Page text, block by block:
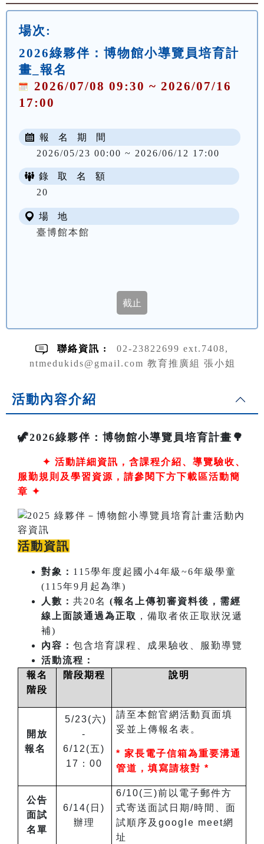
場次:
2026綠夥伴：博物館小導覽員培育計
畫_報名
2026/07/08 09:30 ~ 2026/07/16
17:00
報 名 期 間
2026/05/23 00:00 ~ 2026/06/12 17:00
錄 取 名 額
20
場 地
臺博館本館
聯絡資訊 :
02-23822699 ext.7408,
ntmedukids@gmail.com 教育推廣組 張小姐
活動內容介紹
🦖2026綠夥伴：博物館小導覽員培育計畫🌳
✦ 活動詳細資訊，含課程介紹、導覽驗收、
服勤規則及學習資源，請參閱下方下載區活動簡
章 ✦
活動資訊
對象： 115學年度起國小4年級~6年級學童
(115年9月起為準)
人數： 共20名 (報名上傳初審資料後，需經
線上面談通過為正取 ，備取者依正取狀況遞
補)
內容： 包含培育課程、成果驗收、服勤導覽
活動流程：
報名
階段
階段期程 說明
開放
報名
5/23(六)
-
6/12(五)
17：00
請至本館官網活動頁面填
妥並上傳報名表。
* 家長電子信箱為重要溝通
管道，填寫請核對 *
公告
面試
名單
6/14(日)
辦理
6/10(三)前以電子郵件方
式寄送面試日期/時間、面
試順序及google meet網
址